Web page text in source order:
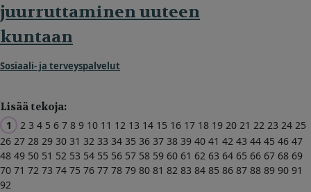
juurruttaminen uuteen
kuntaan
Sosiaali- ja terveyspalvelut
Lisää tekoja:
1 2 3 4 5 6 7 8 9 10 11 12 13 14 15 16 17 18 19 20 21 22 23 24 25
26 27 28 29 30 31 32 33 34 35 36 37 38 39 40 41 42 43 44 45 46 47
48 49 50 51 52 53 54 55 56 57 58 59 60 61 62 63 64 65 66 67 68 69
70 71 72 73 74 75 76 77 78 79 80 81 82 83 84 85 86 87 88 89 90 91
92